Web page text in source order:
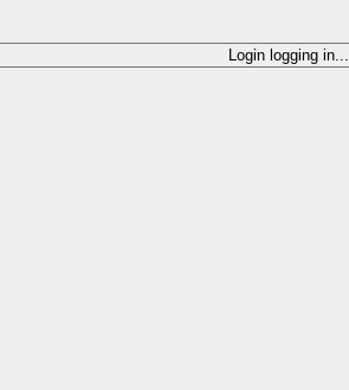
Login logging in...